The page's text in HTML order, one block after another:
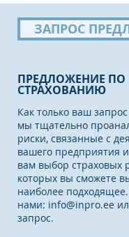
ЗАПРОС
ПРЕДЛОЖЕНИЕ ПО
СТРАХОВАНИЮ
Как только ваш
мы тщательно
риски, связанные с
вашего предприятия
вам выбор страховых
которых вы сможете
наиболее
нами: info@inpro.ee
запрос.